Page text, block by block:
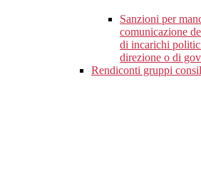
Sanzioni per
comunicazione
di incarichi
direzione o di
Rendiconti gruppi